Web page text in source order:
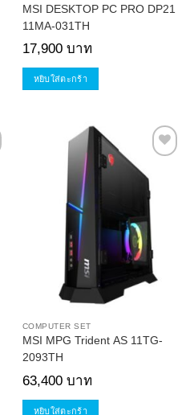
MSI DESKTOP PC PRO DP21
11MA-031TH
17,900 บาท
หยิบใส่ตะกร้า
Add to
Wishlist
COMPUTER SET
MSI MPG Trident AS 11TG-
2093TH
63,400 บาท
หยิบใส่ตะกร้า